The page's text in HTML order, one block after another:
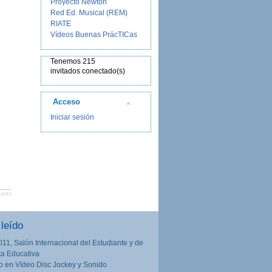
Proyecto Newton
Red Ed. Musical (REM)
RIATE
Vídeos Buenas PrácTICas
Tenemos 215
invitados conectado(s)
Acceso
Iniciar sesión
Salón Internacional del Estudiante y de
Educativa
en Vídeo Disc Jockey y Sonido